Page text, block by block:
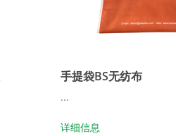
手提袋BS无纺布
...
详细信息